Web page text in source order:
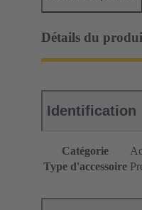
Détails du
Identification
Catégorie
Type d'accessoire